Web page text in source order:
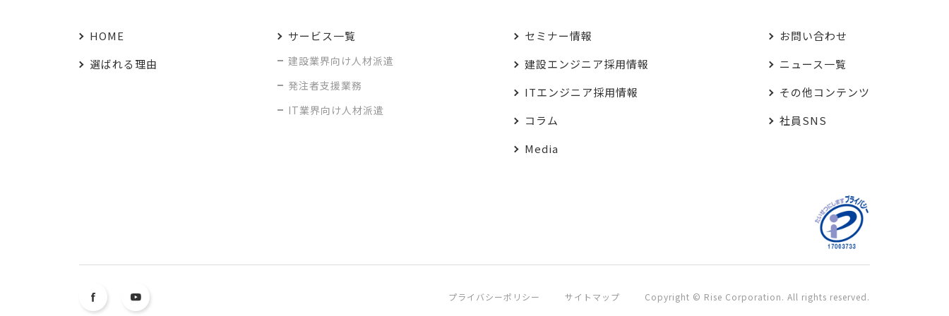
HOME
選ばれる理由
サービス一覧
建設業界向け人材派遣
発注者支援業務
IT業界向け人材派遣
セミナー情報
建設エンジニア採用情報
ITエンジニア採用情報
コラム
Media
お問い合わせ
ニュース一覧
その他コンテンツ
社員SNS
プライバシーポリシー サイトマップ Copyright © Rise Corporation. All rights reserved.